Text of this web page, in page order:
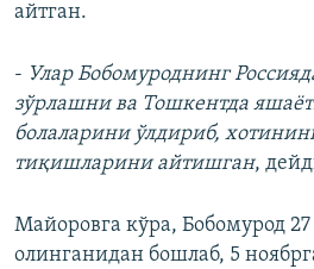
айтган.
- Улар Бобомуроднинг
зўрлашни ва Тошкентда
болаларини ўлдириб,
тиқишларини айтишган,
Майоровга кўра, Бобомурод 27
олинганидан бошлаб, 5